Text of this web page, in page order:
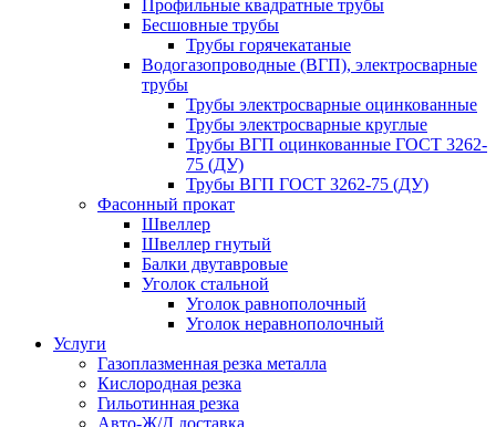
Профильные квадратные трубы
Бесшовные трубы
Трубы горячекатаные
Водогазопроводные (ВГП), электросварные
трубы
Трубы электросварные оцинкованные
Трубы электросварные круглые
Трубы ВГП оцинкованные ГОСТ 3262-
75 (ДУ)
Трубы ВГП ГОСТ 3262-75 (ДУ)
Фасонный прокат
Швеллер
Швеллер гнутый
Балки двутавровые
Уголок стальной
Уголок равнополочный
Уголок неравнополочный
Услуги
Газоплазменная резка металла
Кислородная резка
Гильотинная резка
Авто-Ж/Д доставка